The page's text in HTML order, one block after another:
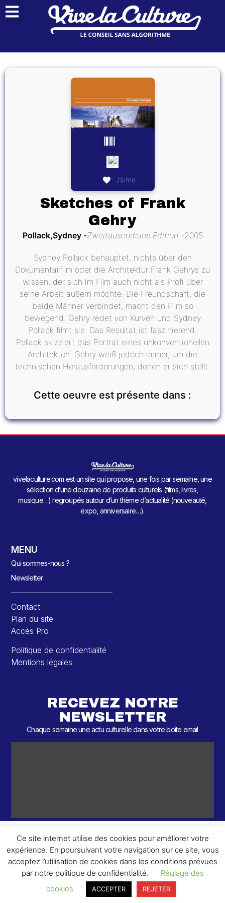
J’aime
Sketches of Frank
Gehry
Pollack,Sydney Zweitausendeins Edition 2005
Sydney Pollack behauptet, nichts über den
Dokumentarfilm oder die Architektur Frank Gehrys zu
wissen, der sich im Film auch nicht als Profi über
seine Arbeit äußern möchte. Die Freundschaft, die
beide Männer verbindet, macht den Film so
bewegend. Gehry redet von Kurven und Sydney
Pollack filmt sie. Das Resultat ist faszinierend.
Pollack skizziert das Porträt eines unkonventionellen
Architekten. Gehry weiß jedoch immer, um die
technischen Herausforderungen, denen er sich stellt.
Cette oeuvre est présente dans :
vivelaculture.com est un site qui propose, une fois par semaine, une
sélection d’une douzaine de produits culturels (films, livres,
musique…) regroupés autour d’un thème d’actualité (nouveauté,
expo, anniversaire…).
MENU
Qui sommes-nous ?
Newsletter
Contact
Plan du site
Accès Pro
Politique de confidentialité
Mentions légales
RECEVEZ NOTRE
NEWSLETTER
Chaque semaine une actu culturelle dans votre boîte email
© 2026 – 2 ème Round – Tous droits réservés.
Ce site internet utilise des cookies pour améliorer votre
expérience. En poursuivant votre navigation sur ce site, vous
acceptez l’utilisation de cookies dans les conditions prévues
par notre politique de confidentialité.
Réglage des
cookies
ACCEPTER REJETER